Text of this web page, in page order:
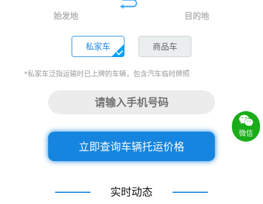
始发地 目的地
私家车 商品车
*私家车泛指运输时已上牌的车辆，包含汽车临时牌照
立即查询车辆托运价格
实时动态
微信